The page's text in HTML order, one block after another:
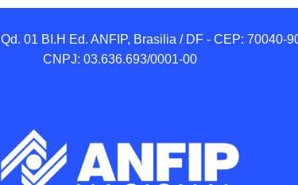
01 BI.H Ed. ANFIP, Brasilia / DF - CEP: 70040-
CNPJ: 03.636.693/0001-00